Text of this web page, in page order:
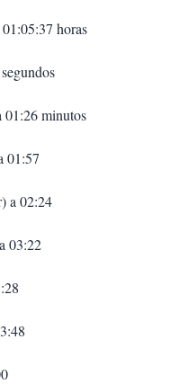
horas
minutos
01:57
a 02:24
03:22